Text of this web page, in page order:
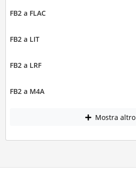
FB2 a FLAC
FB2 a LIT
FB2 a LRF
FB2 a M4A
Mostra altro